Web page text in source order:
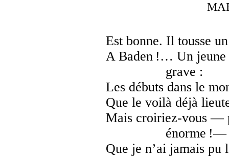
Est bonne. Il tousse
A Baden !… Un jeune
grave :
Les débuts dans le
Que le voilà déjà
Mais croiriez-vous —
énorme !—
Que je n’ai jamais